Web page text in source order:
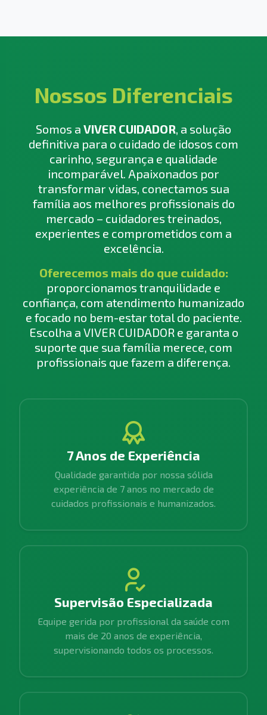
Nossos Diferenciais
Somos a VIVER CUIDADOR, a solução
definitiva para o cuidado de idosos com
carinho, segurança e qualidade
incomparável. Apaixonados por
transformar vidas, conectamos sua
família aos melhores profissionais do
mercado – cuidadores treinados,
experientes e comprometidos com a
excelência.
Oferecemos mais do que cuidado:
proporcionamos tranquilidade e
confiança, com atendimento humanizado
e focado no bem-estar total do paciente.
Escolha a VIVER CUIDADOR e garanta o
suporte que sua família merece, com
profissionais que fazem a diferença.
7 Anos de Experiência
Qualidade garantida por nossa sólida
experiência de 7 anos no mercado de
cuidados profissionais e humanizados.
Supervisão Especializada
Equipe gerida por profissional da saúde com
mais de 20 anos de experiência,
supervisionando todos os processos.